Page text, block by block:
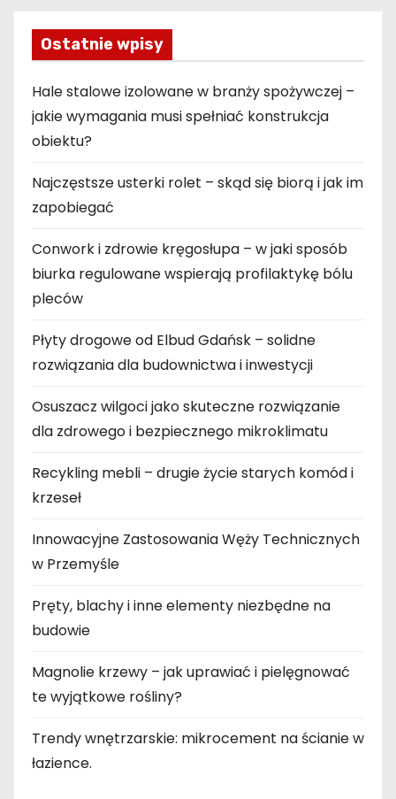
s
uOstatnie wpisy
Hale stalowe izolowane w branży spożywczej –
jakie wymagania musi spełniać konstrukcja
obiektu?
Najczęstsze usterki rolet – skąd się biorą i jak im
zapobiegać
Conwork i zdrowie kręgosłupa – w jaki sposób
biurka regulowane wspierają profilaktykę bólu
pleców
Płyty drogowe od Elbud Gdańsk – solidne
rozwiązania dla budownictwa i inwestycji
Osuszacz wilgoci jako skuteczne rozwiązanie
dla zdrowego i bezpiecznego mikroklimatu
Recykling mebli – drugie życie starych komód i
krzeseł
Innowacyjne Zastosowania Węży Technicznych
w Przemyśle
Pręty, blachy i inne elementy niezbędne na
budowie
Magnolie krzewy – jak uprawiać i pielęgnować
te wyjątkowe rośliny?
Trendy wnętrzarskie: mikrocement na ścianie w
łazience.